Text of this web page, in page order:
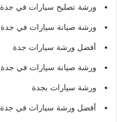
ورشة تصليح سيارات في جدة
ورشة صيانة سيارات في جدة
أفضل ورشة سيارات جدة
ورشة صيانة سيارات في جدة
ورشة سيارات بجدة
أفضل ورشة سيارات في جدة